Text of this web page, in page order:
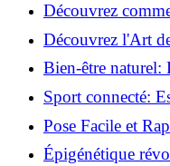
Découvrez
toujours possible!
Découvrez l'Art
Incontournables
Bien-être naturel:
vie saine!
Sport connecté:
pour vous?
Pose Facile et
Monter des
Épigénétique